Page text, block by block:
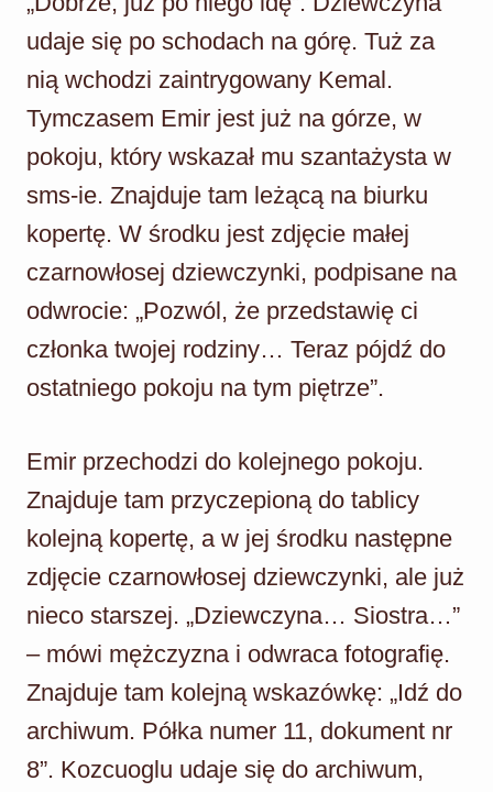
udaje się po schodach na górę. Tuż za
nią wchodzi zaintrygowany Kemal.
Tymczasem Emir jest już na górze, w
pokoju, który wskazał mu szantażysta w
sms-ie. Znajduje tam leżącą na biurku
kopertę. W środku jest zdjęcie małej
czarnowłosej dziewczynki, podpisane na
odwrocie: „Pozwól, że przedstawię ci
członka twojej rodziny… Teraz pójdź do
ostatniego pokoju na tym piętrze”.
Emir przechodzi do kolejnego pokoju.
Znajduje tam przyczepioną do tablicy
kolejną kopertę, a w jej środku następne
zdjęcie czarnowłosej dziewczynki, ale już
nieco starszej. „Dziewczyna… Siostra…”
– mówi mężczyzna i odwraca fotografię.
Znajduje tam kolejną wskazówkę: „Idź do
archiwum. Półka numer 11, dokument nr
8”. Kozcuoglu udaje się do archiwum,